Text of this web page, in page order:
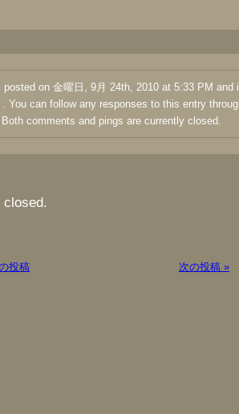
posted on 金曜日, 9月 24th, 2010 at 5:33 PM and
. You can follow any responses to this entry
comments and pings are currently closed.
closed.
投稿 次の投稿 »